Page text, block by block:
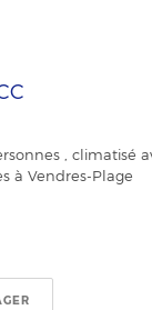
, climatisé
à Vendres-Plage